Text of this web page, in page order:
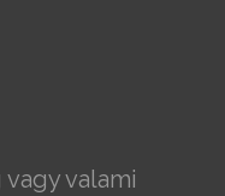
valami